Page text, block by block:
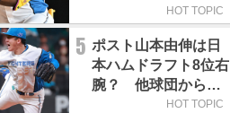
グで最も怖い打者」
HOT TOPIC
5 ポスト山本由伸は日
本ハムドラフト8位右
腕？ 他球団から
「モノが違う」HOT TOPIC